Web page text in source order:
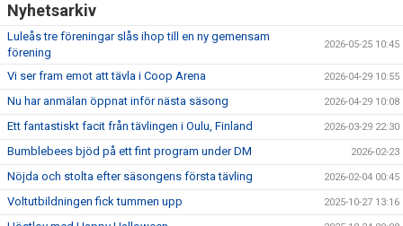
Nyhetsarkiv
Luleås tre föreningar slås ihop till en ny gemensam
förening
2026-05-25 10:45
Vi ser fram emot att tävla i Coop Arena 2026-04-29 10:55
Nu har anmälan öppnat inför nästa säsong 2026-04-29 10:08
Ett fantastiskt facit från tävlingen i Oulu, Finland 2026-03-29 22:30
Bumblebees bjöd på ett fint program under DM 2026-02-23
Nöjda och stolta efter säsongens första tävling 2026-02-04 00:45
Voltutbildningen fick tummen upp 2025-10-27 13:16